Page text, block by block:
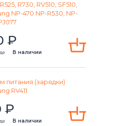
для ноутбуков
для ноутбуков
для ноутбуков
для ноутбуков
R730, RV510, SF510,
NP-470 NP-R530, NP-
₽
В наличии
питания (зарядки)
RV411
₽
В наличии